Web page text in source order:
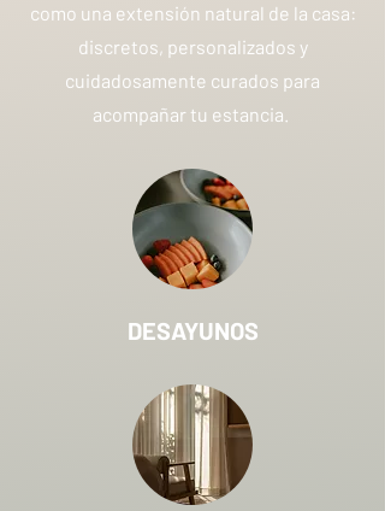
como una extensión natural de la casa:
discretos, personalizados y
cuidadosamente curados para
acompañar tu estancia.
DESAYUNOS